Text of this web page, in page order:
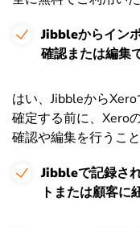
Jibbleからイン
確認または編集
はい、Jibbleから
確定する前に、Xero
確認や編集を行うこと
Jibbleで記録さ
トまたは顧客に